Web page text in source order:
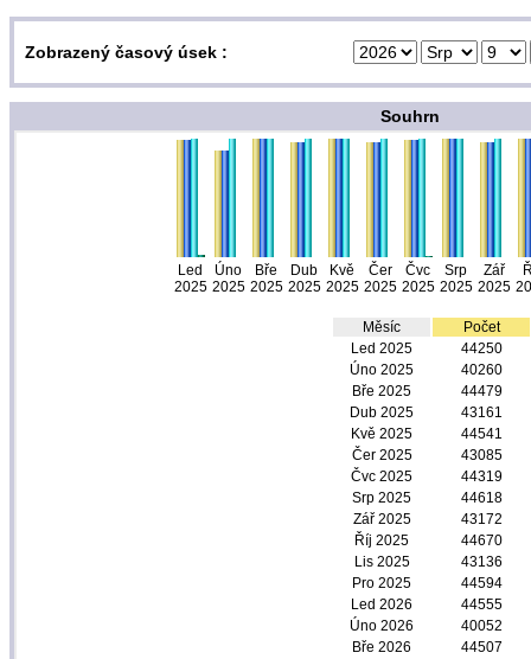
Zobrazený časový úsek :
Souhrn
Led
2025
Úno
2025
Bře
2025
Dub
2025
Kvě
2025
Čer
2025
Čvc
2025
Srp
2025
Zář
2025
Měsíc
Počet
Led 2025
44250
Úno 2025
40260
Bře 2025
44479
Dub 2025
43161
Kvě 2025
44541
Čer 2025
43085
Čvc 2025
44319
Srp 2025
44618
Zář 2025
43172
Říj 2025
44670
Lis 2025
43136
Pro 2025
44594
Led 2026
44555
Úno 2026
40052
Bře 2026
44507